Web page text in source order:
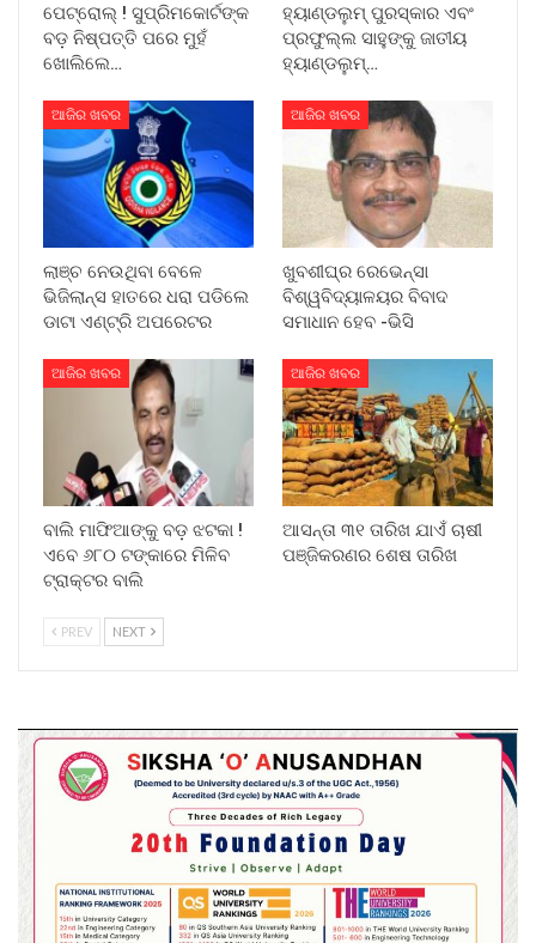
ପେଟ୍ରୋଲ୍ ! ସୁପ୍ରିମକୋର୍ଟଙ୍କ
ବଡ଼ ନିଷ୍ପତ୍ତି ପରେ ମୁହଁ
ଖୋଲିଲେ…
ହ୍ୟାଣ୍ଡଲୁମ୍ ପୁରସ୍କାର ଏବଂ
ପ୍ରଫୁଲ୍ଲ ସାହୁଙ୍କୁ ଜାତୀୟ
ହ୍ୟାଣ୍ଡଲୁମ୍…
ଆଜିର ଖବର
ଲାଞ୍ଚ ନେଉଥିବା ବେଳେ
ଭିଜିଲାନ୍ସ ହାତରେ ଧରା ପଡିଲେ
ଡାଟା ଏଣ୍ଟ୍ରି ଅପରେଟର
ଆଜିର ଖବର
ଖୁବଶୀଘ୍ର ରେଭେନ୍ସା
ବିଶ୍ୱବିଦ୍ୟାଳୟର ବିବାଦ
ସମାଧାନ ହେବ -ଭିସି
ଆଜିର ଖବର
ବାଲି ମାଫିଆଙ୍କୁ ବଡ଼ ଝଟକା !
ଏବେ ୬୮୦ ଟଙ୍କାରେ ମିଳିବ
ଟ୍ରାକ୍ଟର ବାଲି
ଆଜିର ଖବର
ଆସନ୍ତା ୩୧ ତାରିଖ ଯାଏଁ ଚାଷୀ
ପଞ୍ଜିକରଣର ଶେଷ ତାରିଖ
PREV NEXT